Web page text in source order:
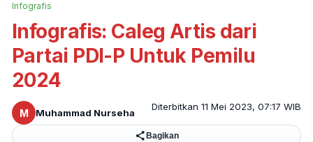
Infografis
Infografis: Caleg Artis dari
Partai PDI-P Untuk Pemilu
2024
M Muhammad Nurseha
Diterbitkan 11 Mei 2023, 07:17 WIB
Bagikan